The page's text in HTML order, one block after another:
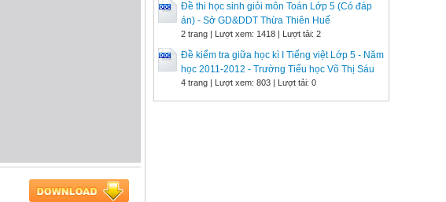
Đề thi học sinh giỏi môn Toán Lớp 5 (Có đáp
án) - Sở GD&DDT Thừa Thiên Huế
2 trang | Lượt xem: 1418 | Lượt tải: 2
Đề kiểm tra giữa học kì I Tiếng việt Lớp 5 - Năm
học 2011-2012 - Trường Tiểu học Võ Thị Sáu
4 trang | Lượt xem: 803 | Lượt tải: 0